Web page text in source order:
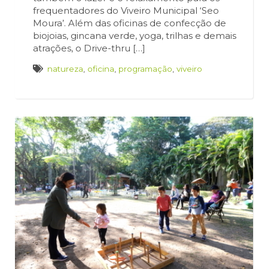
frequentadores do Viveiro Municipal ‘Seo
Moura’. Além das oficinas de confecção de
biojoias, gincana verde, yoga, trilhas e demais
atrações, o Drive-thru […]
natureza oficina programação viveiro